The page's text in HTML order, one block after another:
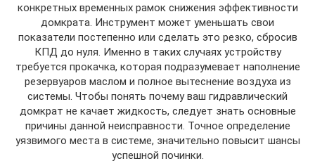
конкретных временных рамок снижения эффективности
домкрата. Инструмент может уменьшать свои
показатели постепенно или сделать это резко, сбросив
КПД до нуля. Именно в таких случаях устройству
требуется прокачка, которая подразумевает наполнение
резервуаров маслом и полное вытеснение воздуха из
системы. Чтобы понять почему ваш гидравлический
домкрат не качает жидкость, следует знать основные
причины данной неисправности. Точное определение
уязвимого места в системе, значительно повысит шансы
успешной починки.